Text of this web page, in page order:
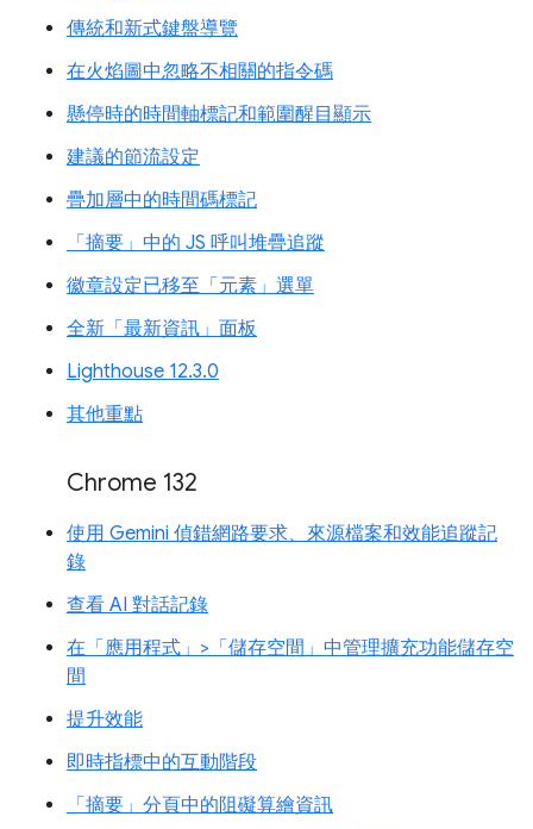
傳統和新式鍵盤導覽
在火焰圖中忽略不相關的指令碼
懸停時的時間軸標記和範圍醒目顯示
建議的節流設定
疊加層中的時間碼標記
「摘要」中的 JS 呼叫堆疊追蹤
徽章設定已移至「元素」選單
全新「最新資訊」面板
Lighthouse 12.3.0
其他重點
Chrome 132
使用 Gemini 偵錯網路要求、來源檔案和效能追蹤記
錄
查看 AI 對話記錄
在「應用程式」>「儲存空間」中管理擴充功能儲存空
間
提升效能
即時指標中的互動階段
「摘要」分頁中的阻礙算繪資訊